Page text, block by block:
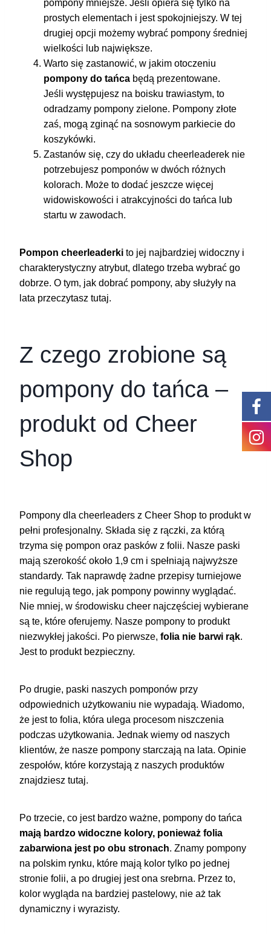
pompony mniejsze. Jeśli opiera się tylko na
prostych elementach i jest spokojniejszy. W tej
drugiej opcji możemy wybrać pompony średniej
wielkości lub największe.
Warto się zastanowić, w jakim otoczeniu
pompony do tańca będą prezentowane.
Jeśli występujesz na boisku trawiastym, to
odradzamy pompony zielone. Pompony złote
zaś, mogą zginąć na sosnowym parkiecie do
koszykówki.
Zastanów się, czy do układu cheerleaderek nie
potrzebujesz pomponów w dwóch różnych
kolorach. Może to dodać jeszcze więcej
widowiskowości i atrakcyjności do tańca lub
startu w zawodach.
Pompon cheerleaderki to jej najbardziej widoczny i
charakterystyczny atrybut, dlatego trzeba wybrać go
dobrze. O tym, jak dobrać pompony, aby służyły na
lata przeczytasz tutaj.
Z czego zrobione są
pompony do tańca –
produkt od Cheer
Shop
Pompony dla cheerleaders z Cheer Shop to produkt w
pełni profesjonalny. Składa się z rączki, za którą
trzyma się pompon oraz pasków z folii. Nasze paski
mają szerokość około 1,9 cm i spełniają najwyższe
standardy. Tak naprawdę żadne przepisy turniejowe
nie regulują tego, jak pompony powinny wyglądać.
Nie mniej, w środowisku cheer najczęściej wybierane
są te, które oferujemy. Nasze pompony to produkt
niezwykłej jakości. Po pierwsze, folia nie barwi rąk.
Jest to produkt bezpieczny.
Po drugie, paski naszych pomponów przy
odpowiednich użytkowaniu nie wypadają. Wiadomo,
że jest to folia, która ulega procesom niszczenia
podczas użytkowania. Jednak wiemy od naszych
klientów, że nasze pompony starczają na lata. Opinie
zespołów, które korzystają z naszych produktów
znajdziesz tutaj.
Po trzecie, co jest bardzo ważne, pompony do tańca
mają bardzo widoczne kolory, ponieważ folia
zabarwiona jest po obu stronach. Znamy pompony
na polskim rynku, które mają kolor tylko po jednej
stronie folii, a po drugiej jest ona srebrna. Przez to,
kolor wygląda na bardziej pastelowy, nie aż tak
dynamiczny i wyrazisty.